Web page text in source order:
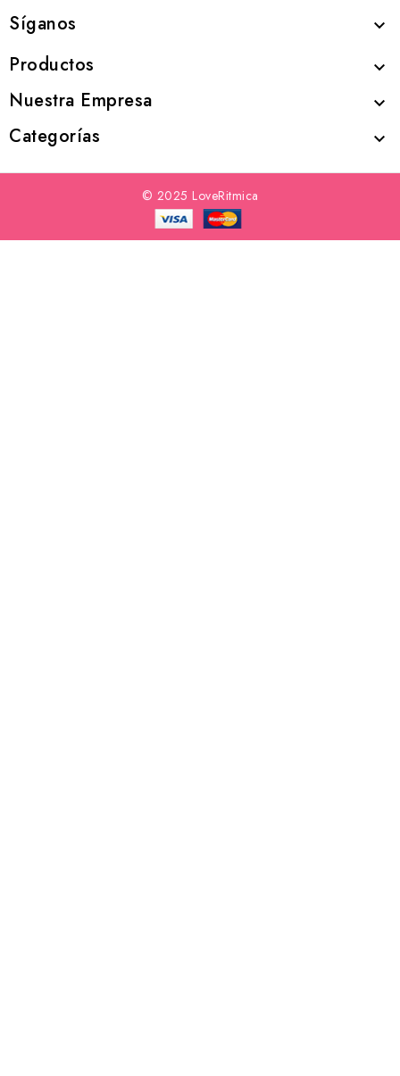
Síganos 
Productos 
Nuestra Empresa 
Categorías 
© 2025 LoveRitmica